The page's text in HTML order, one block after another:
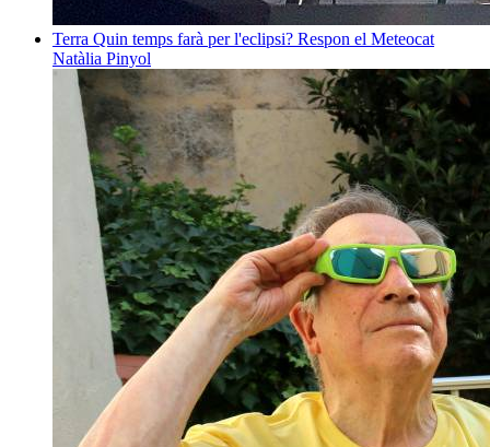
Terra Quin temps farà per l'eclipsi? Respon el Meteocat
Natàlia Pinyol